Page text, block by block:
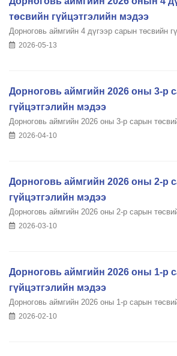
төсвийн гүйцэтгэлийн мэдээ
Дорноговь аймгийн 4 дүгээр сарын төсвийн
2026-05-13
Дорноговь аймгийн 2026 оны 3-р
гүйцэтгэлийн мэдээ
Дорноговь аймгийн 2026 оны 3-р сарын
2026-04-10
Дорноговь аймгийн 2026 оны 2-р
гүйцэтгэлийн мэдээ
Дорноговь аймгийн 2026 оны 2-р сарын
2026-03-10
Дорноговь аймгийн 2026 оны 1-р
гүйцэтгэлийн мэдээ
Дорноговь аймгийн 2026 оны 1-р сарын
2026-02-10